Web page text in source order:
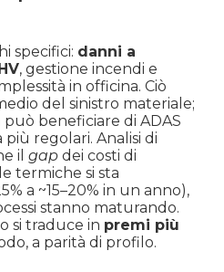
specifici: danni a
, gestione incendi e
in officina. Ciò
del sinistro materiale;
può beneficiare di ADAS
regolari. Analisi di
il gap dei costi di
termiche si sta
a ~15–20% in un anno),
stanno maturando.
si traduce in premi più
a parità di profilo.